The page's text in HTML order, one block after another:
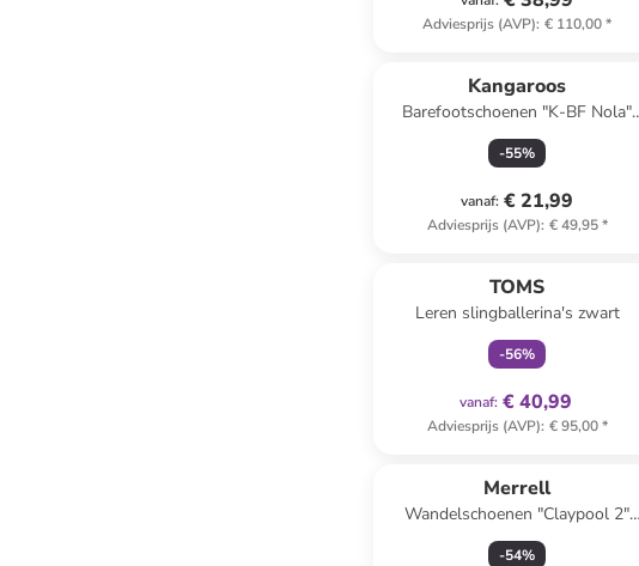
Adviesprijs (AVP): € 110,00*
Kangaroos
Barefootschoenen "K-BF Nola"
zwart
-55%
vanaf: € 21,99
Adviesprijs (AVP): € 49,95*
TOMS
Leren slingballerina's zwart
-56%
vanaf: € 40,99
Adviesprijs (AVP): € 95,00*
Merrell
Wandelschoenen "Claypool 2"
zwart/paars
-54%